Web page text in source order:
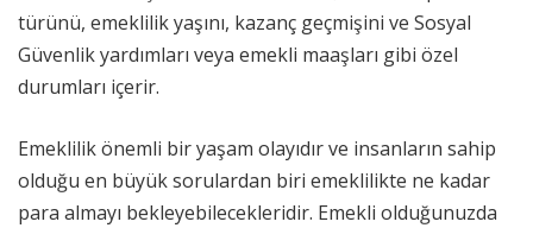
türünü, emeklilik yaşını, kazanç geçmişini ve Sosyal
Güvenlik yardımları veya emekli maaşları gibi özel
durumları içerir.
Emeklilik önemli bir yaşam olayıdır ve insanların sahip
olduğu en büyük sorulardan biri emeklilikte ne kadar
para almayı bekleyebilecekleridir. Emekli olduğunuzda